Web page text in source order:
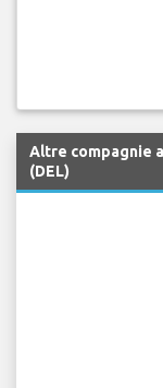
Altre compagnie
(DEL)